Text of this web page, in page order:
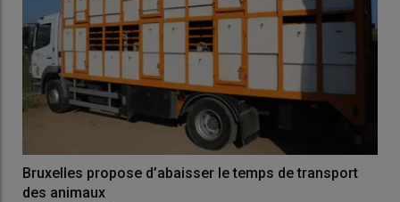
Bruxelles propose d’abaisser le temps de transport
des animaux